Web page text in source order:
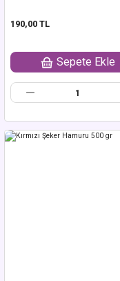
190,00 TL
Sepete Ekle